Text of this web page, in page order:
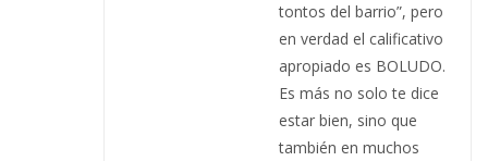
tontos del barrio”, pero
en verdad el calificativo
apropiado es BOLUDO.
Es más no solo te dice
estar bien, sino que
también en muchos